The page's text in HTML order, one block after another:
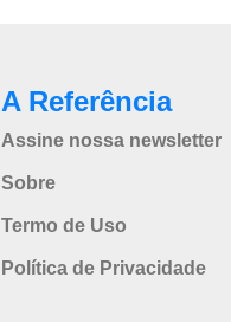
A Referência
Assine nossa newsletter
Sobre
Termo de Uso
Política de Privacidade